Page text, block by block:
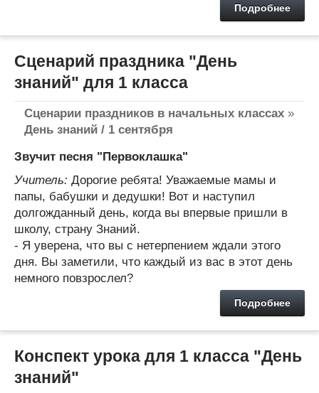
Подробнее
Сценарий праздника "День
знаний" для 1 класса
Сценарии праздников в начальных классах »
День знаний / 1 сентября
Звучит песня "Первоклашка"
Учитель: Дорогие ребята! Уважаемые мамы и
папы, бабушки и дедушки! Вот и наступил
долгожданный день, когда вы впервые пришли в
школу, страну Знаний.
- Я уверена, что вы с нетерпением ждали этого
дня. Вы заметили, что каждый из вас в этот день
немного повзрослел?
Подробнее
Конспект урока для 1 класса "День
знаний"